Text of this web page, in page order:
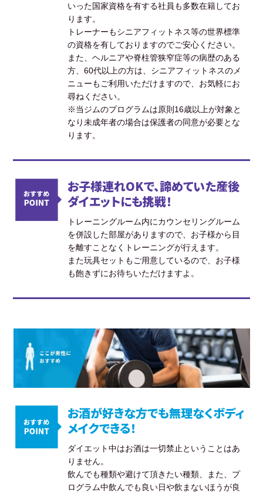
いった国家資格を有する社員も多数在籍してお
ります。
トレーナーもシニアフィットネス等の世界標準
の資格を有しておりますのでご安心ください。
また、ヘルニアや脊柱管狭窄症等の病歴のある
方、60代以上の方は、シニアフィットネスのメ
ニューもご利用いただけますので、お気軽にお
尋ねください。
※当ジムのプログラムは原則16歳以上が対象と
なり未成年者の場合は保護者の同意が必要とな
ります。
お子様連れOKで、諦めていた産後
ダイエットにも挑戦！
トレーニングルーム内にカウンセリングルーム
を併設した部屋がありますので、お子様から目
を離すことなくトレーニングが行えます。
また玩具セットもご用意しているので、お子様
も飽きずにお待ちいただけますよ。
お酒が好きな方でも無理なくボディ
メイクできる！
ダイエット中はお酒は一切禁止ということはあ
りません。
飲んでも種類や避けて頂きたい種類、また、プ
ログラム中飲んでも良い日や飲まないほうが良